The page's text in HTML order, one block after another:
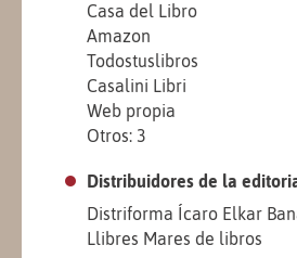
Casa del Libro
Amazon
Todostuslibros
Casalini Libri
Web propia
Otros: 3
Distribuidores de la
Distriforma Ícaro Elkar
Llibres Mares de libros